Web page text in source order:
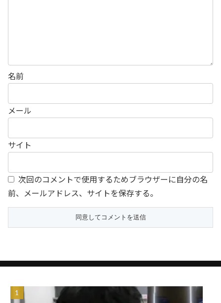
名前
メール
サイト
次回のコメントで使用するためブラウザーに自分の名
前、メールアドレス、サイトを保存する。